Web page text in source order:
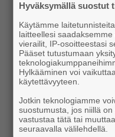
Hyväksymällä suostut
Käytämme
laitteellesi
vierailit, IP-osoitteestasi
Pääset tutustumaan
Hylkääminen voi
käytettävyyteen.
Jotkin teknologiamme
suostumusta, jos niillä
vastustaa tätä tai
seuraavalla välilehdellä.